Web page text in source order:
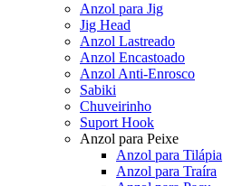
Anzol para Jig
Jig Head
Anzol Lastreado
Anzol Encastoado
Anzol Anti-Enrosco
Sabiki
Chuveirinho
Suport Hook
Anzol para Peixe
Anzol para Tilápia
Anzol para Traíra